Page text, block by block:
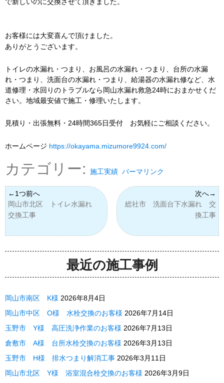
お客様には大変喜んで頂けました。
ありがとうございます。
トイレの水漏れ・つまり、お風呂の水漏れ・つまり、台所の水漏
れ・つまり、洗面台の水漏れ・つまり、給湯器の水漏れ修など、水
道修理・水回りのトラブルなら岡山水漏れ救急24時におまかせくだ
さい。地域最安値で施工・修理いたします。
見積り・出張無料・24時間365日受付 お気軽にご相談ください。
ホームページ https://okayama.mizumore9924.com/
カテゴリー: 施工実績 パーマリンク
岡山市北区 トイレ水漏れ
交換工事
総社市 洗面台下水漏れ 交
換工事
最近の施工事例
岡山市南区 K様 2026年8月4日
岡山市中区 O様 水栓交換のお客様 2026年7月14日
玉野市 Y様 高圧洗浄作業のお客様 2026年7月13日
倉敷市 A様 台所水栓交換のお客様 2026年3月13日
玉野市 H様 排水つまり解消工事 2026年3月11日
岡山市北区 Y様 浴室混合栓交換のお客様 2026年3月9日